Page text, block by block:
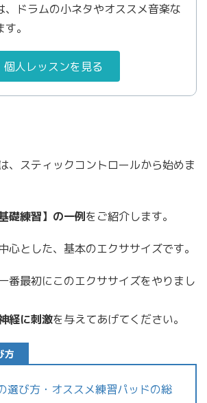
、ドラムの小ネタやオススメ音楽な
。
個人レッスンを見る
、スティックコントロールから始めま
礎練習】の一例をご紹介します。
心とした、基本のエクササイズです。
番最初にこのエクササイズをやりまし
経に刺激を与えてあげてください。
方
選び方・オススメ練習パッドの総